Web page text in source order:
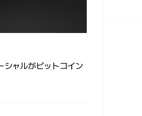
シャルがビットコイン